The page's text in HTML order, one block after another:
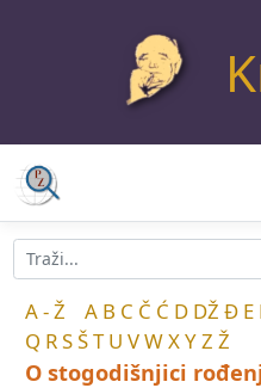
A - Ž A B C Č Ć D DŽ Đ E
Q RSŠT U VWXYZ Ž
O stogodišnjici